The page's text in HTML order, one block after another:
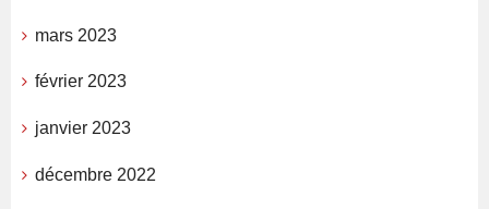
mars 2023
février 2023
janvier 2023
décembre 2022